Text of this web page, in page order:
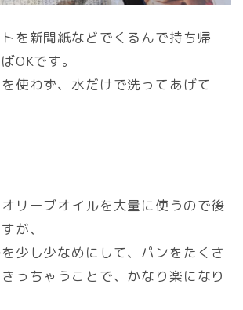
を新聞紙などでくるんで持ち帰
OKです。
使わず、水だけで洗ってあげて
リーブオイルを大量に使うので後
が、
少し少なめにして、パンをたくさ
っちゃうことで、かなり楽になり